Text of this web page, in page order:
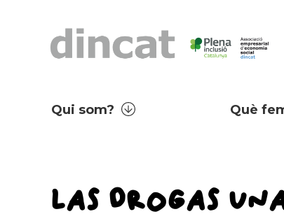
Qui som? Què
LAS DROGAS